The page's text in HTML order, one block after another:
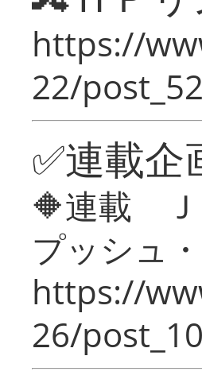
https://
22/
✅連載企
🔶連載 Ｊ
プッシュ
https://
26/